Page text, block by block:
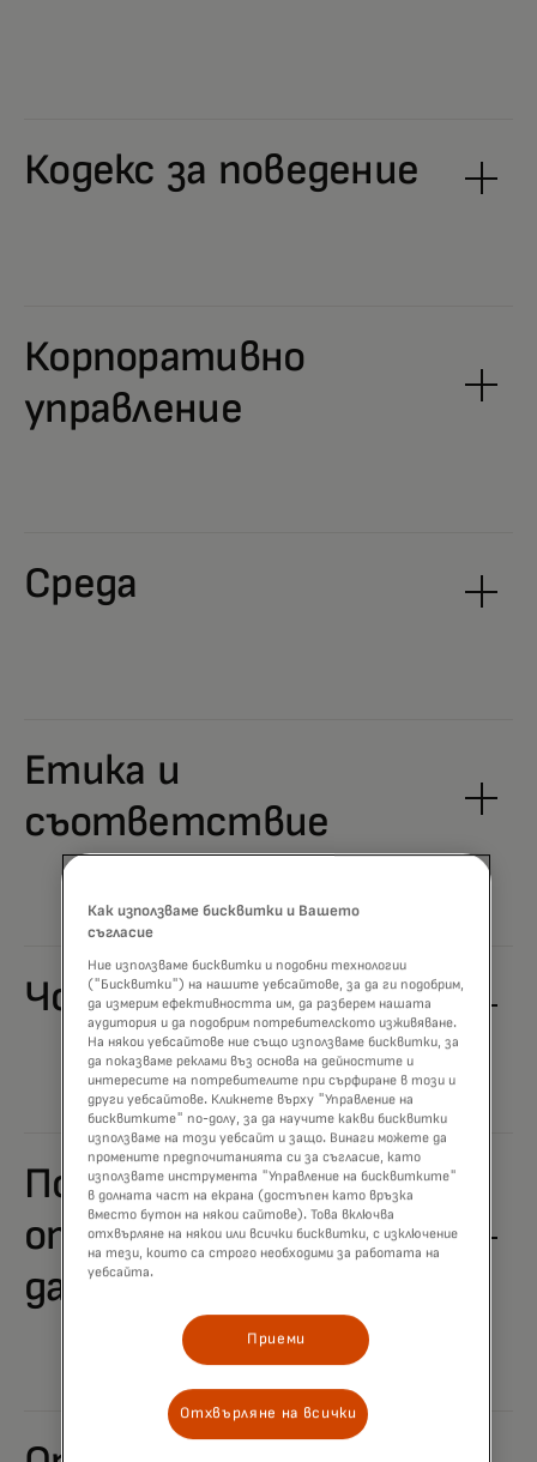
Кодекс за поведение
Корпоративно
управление
Среда
Етика и
съответствие
Човешки права
Поверителност,
отговорност за
данни и сигурност
Как използваме бисквитки и Вашето
съгласие
Ние използваме бисквитки и подобни технологии
("Бисквитки") на нашите уебсайтове, за да ги подобрим,
да измерим ефективността им, да разберем нашата
аудитория и да подобрим потребителското изживяване.
На някои уебсайтове ние също използваме бисквитки, за
да показваме реклами въз основа на дейностите и
интересите на потребителите при сърфиране в този и
други уебсайтове. Кликнете върху "Управление на
бисквитките" по-долу, за да научите какви бисквитки
използваме на този уебсайт и защо. Винаги можете да
промените предпочитанията си за съгласие, като
използвате инструмента "Управление на бисквитките"
в долната част на екрана (достъпен като връзка
вместо бутон на някои сайтове). Това включва
отхвърляне на някои или всички бисквитки, с изключение
на тези, които са строго необходими за работата на
уебсайта.
Приеми
Отхвърляне на всички